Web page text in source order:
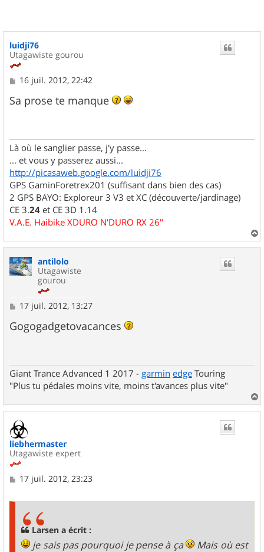
luidji76
Utagawiste gourou
M
s
s
16 juil. 2012, 22:42
Sa prose te manque
Là où le sanglier passe, j'y passe...
... et vous y passerez aussi...
http://picasaweb.google.com/luidji76
GPS GaminForetrex201 (suffisant dans bien des cas)
2 GPS BAYO: Exploreur 3 V3 et XC (découverte/jardinage)
CE 3.24 et CE 3D 1.14
V.A.E. Haibike XDURO N'DURO RX 26"
a
antilolo
Utagawiste
gourou
M
s
s
17 juil. 2012, 13:27
Gogogadgetovacances
Giant Trance Advanced 1 2017 - garmin edge Touring
"Plus tu pédales moins vite, moins t'avances plus vite"
a
liebhermaster
Utagawiste expert
M17 juil. 2012, 23:23
Larsen a écrit :
je sais pas pourquoi je pense à ça
Mais où est